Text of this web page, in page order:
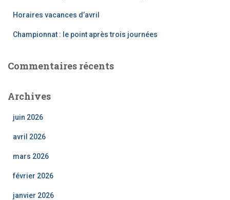
Horaires vacances d’avril
Championnat : le point après trois journées
Commentaires récents
Archives
juin 2026
avril 2026
mars 2026
février 2026
janvier 2026